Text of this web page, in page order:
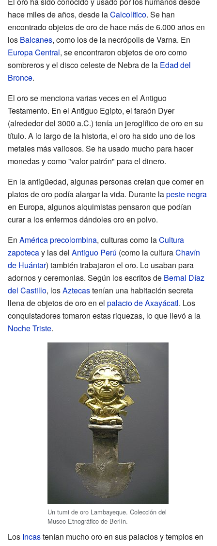
hace miles de años, desde laCalcolítico. Se han
encontrado objetos de oro de hace más de 6.000 años en
los Balcanes, como los de la necrópolis de Varna. En
Europa Central, se encontraron objetos de oro como
sombreros y el disco celeste de Nebra de la Edad del
Bronce.
El oro se menciona varias veces en el Antiguo
Testamento. En el Antiguo Egipto, el faraón Dyer
(alrededor del 3000 a.C.) tenía un jeroglífico de oro en su
título. A lo largo de la historia, el oro ha sido uno de los
metales más valiosos. Se ha usado mucho para hacer
monedas y como "valor patrón" para el dinero.
En la antigüedad, algunas personas creían que comer en
platos de oro podía alargar la vida. Durante lapeste negra
en Europa, algunos alquimistas pensaron que podían
curar a los enfermos dándoles oro en polvo.
En América precolombina, culturas como laCultura
zapotecay las del Antiguo Perú (como la culturaChavín
de Huántar) también trabajaron el oro. Lo usaban para
adornos y ceremonias. Según los escritos de Bernal Díaz
del Castillo, losAztecastenían una habitación secreta
llena de objetos de oro en el palacio de Axayácatl. Los
conquistadores tomaron estas riquezas, lo que llevó a la
Noche Triste.
Un tumi de oro Lambayeque. Colección del
Museo Etnográfico de Berlín.
Los Incastenían mucho oro en sus palacios y templos en